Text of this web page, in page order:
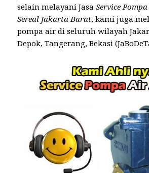
selain melayani JasaService
Sereal Jakarta Barat, kami juga
pompa air di seluruh wilayah
Depok, Tangerang, Bekasi